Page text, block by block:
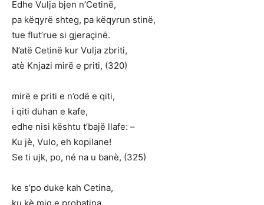
Edhe Vulja bjen n’Cetinë,
pa këqyrë shteg, pa këqyrun stinë,
tue flut’rue si gjeraçinë.
N’atë Cetinë kur Vulja zbriti,
atè Knjazi mirë e priti, (320)
mirë e priti e n’odë e qiti,
i qiti duhan e kafe,
edhe nisi kështu t’bajë llafe: –
Ku jè, Vulo, eh kopilane!
Se ti ujk, po, né na u banè, (325)
ke s’po duke kah Cetina,